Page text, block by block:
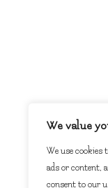
We value
We use cookies
ads or content,
consent to our